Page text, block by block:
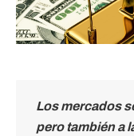
Los mercados
pero también a